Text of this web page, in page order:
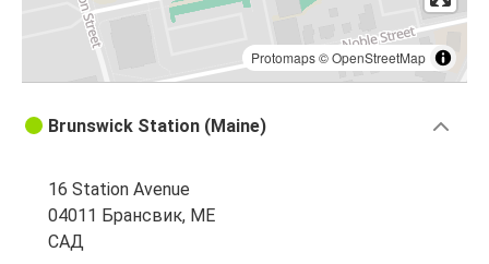
Protomaps©OpenStreetMap
Brunswick Station (Maine)
16 Station Avenue
04011 Брансвик, ME
САД